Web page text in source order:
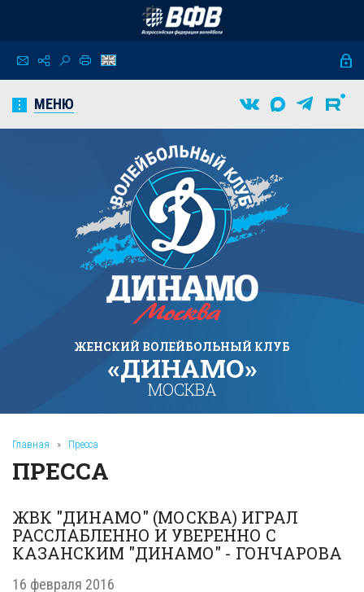
МЕНЮ
ЖЕНСКИЙ ВОЛЕЙБОЛЬНЫЙ КЛУБ
«ДИНАМО»
МОСКВА
Главная » Пресса
ПРЕССА
ЖВК "ДИНАМО" (МОСКВА) ИГРАЛ
РАССЛАБЛЕННО И УВЕРЕННО С
КАЗАНСКИМ "ДИНАМО" - ГОНЧАРОВА
16 февраля 2016